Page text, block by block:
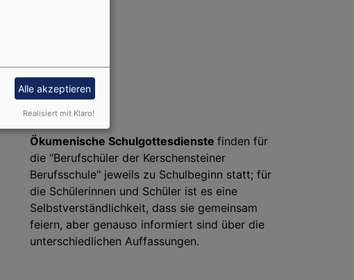
Ökumenische Schulgottesdienste finden für
die "Berufschüler der Kerschensteiner
Berufsschule" jeweils zu Schulbeginn statt; für
die Schülerinnen und Schüler ist es eine
Selbstverständlichkeit, dass sie gemeinsam
feiern, aber genauso informiert sind über die
unterschiedlichen Auffassungen.
Alle akzeptieren
Realisiert mit Klaro!